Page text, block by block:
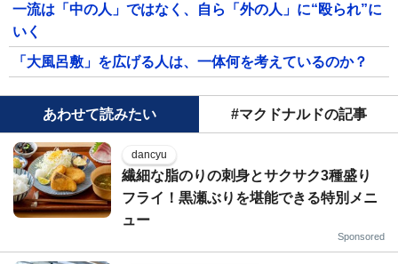
一流は「中の人」ではなく、自ら「外の人」に“殴られ”に
いく
「大風呂敷」を広げる人は、一体何を考えているのか？
あわせて読みたい #マクドナルドの記事
dancyu
繊細な脂のりの刺身とサクサク3種盛り
フライ！黒瀬ぶりを堪能できる特別メニ
ュー
Sponsored